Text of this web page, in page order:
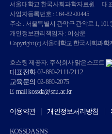
서울대학교 한국사회과학자료원
대
사업자등록번호 : 164-82-00445
주소 : 서울특별시 관악구 관악로 1,
개인정보관리책임자 : 이상운
Copyright (c) 서울대학교 한국사회과학
호스팅 제공자: 주식회사 맑은소프트
대표전화02-880-2111/2112
교육문의 02-880-2075
E-mail kossda@snu.ac.kr
이용약관 개인정보처리방침
KOSSDA SNS